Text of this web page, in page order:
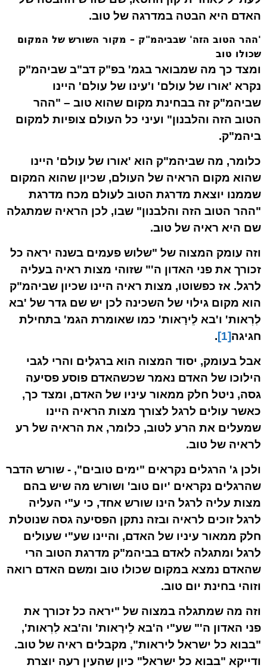
האדם היא הבטה במדרגה של טוב.
'ההר הטוב הזה' שבביהמ"ק – מקור השורש של המקום
שכולו טוב
ומצד כך מה שמבואר בגמ' בפ"ק דב"ב שביהמ"ק
נקרא 'אורו של עולם' ו'עינו של עולם' היינו
שביהמ"ק זה בבחינת מקום שהוא טוב – "ההר
הטוב הזה והלבנון" ועיני כל העולם צופיות למקום
ביהמ"ק.
כלומר, מה שביהמ"ק הוא 'אורו של עולם' היינו
שהוא מקום הראיה של העולם, שכיון שהוא המקום
שממנו יוצאת מדרגת הטוב לעולם מכח מדרגת
"ההר הטוב הזה והלבנון" שבו, לכן הראיה שמתגלה
שם היא ראיה של טוב.
וזה עומק המצוה של "שלוש פעמים בשנה יראה כל
זכורך את פני האדון ה'" שזוהי מצות ראיה בעליה
לרגל. אז כפשוטו, מצות ראיה היינו שכיון שביהמ"ק
הוא מקום גילוי של השכינה לכן יש שם גדר של 'בא
לִרְאות' ו'בא לֵירָאות' כמו שאומרת הגמ' בתחילת
חגיגה[1]
.
אבל בעומק, יסוד המצוה הוא ברגלַים והרי לגבי
הילוכו של האדם נאמר שכשהאדם פוסע פסיעה
גסה, ניטל חלק ממאור עיניו של האדם, ומצד כך,
כאשר עולים לרגל לצורך מצות הראיה היינו
שמעלים את הרע לטוב, כלומר, את הראיה של רע
לראיה של טוב.
ולכן ג' הרגלים נקראים "ימים טובים", - שורש הדבר
שהרגלים נקראים 'יום טוב' ושורש מה שיש בהם
מצות עליה לרגל הינו שורש אחד, כי ע"י העליה
לרגל זוכים לראיה ובזה נתקן הפסיעה גסה שנוטלת
חלק ממאור עיניו של האדם, והיינו שע"י שעולים
לרגל ומתגלה לאדם בביהמ"ק מדרגת הטוב הרי
שהאדם נמצא במקום שכולו טוב ומשם האדם רואה
וזוהי בחינת יום טוב.
וזה מה שמתגלה במצוה של "יראה כל זכורך את
פני האדון ה'" שע"י ה'בא לֵירָאות' וה'בא לִרְאות',
"בבוא כל ישראל ליראות", מקבלים ראיה של טוב.
ודייקא "בבוא כל ישראל" כיון שהעין רעה יוצרת